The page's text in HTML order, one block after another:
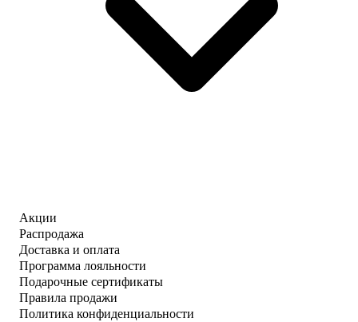
Акции
Распродажа
Доставка и оплата
Программа лояльности
Подарочные сертификаты
Правила продажи
Политика конфиденциальности